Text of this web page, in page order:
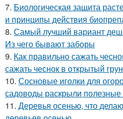
7. Биологическая защита
и принципы действия
8. Самый лучший вариант
Из чего бывают заборы
9. Как правильно сажать
сажать чеснок в открытый
10. Сосновые иголки для
садоводы раскрыли полезные
11. Деревья осенью, что